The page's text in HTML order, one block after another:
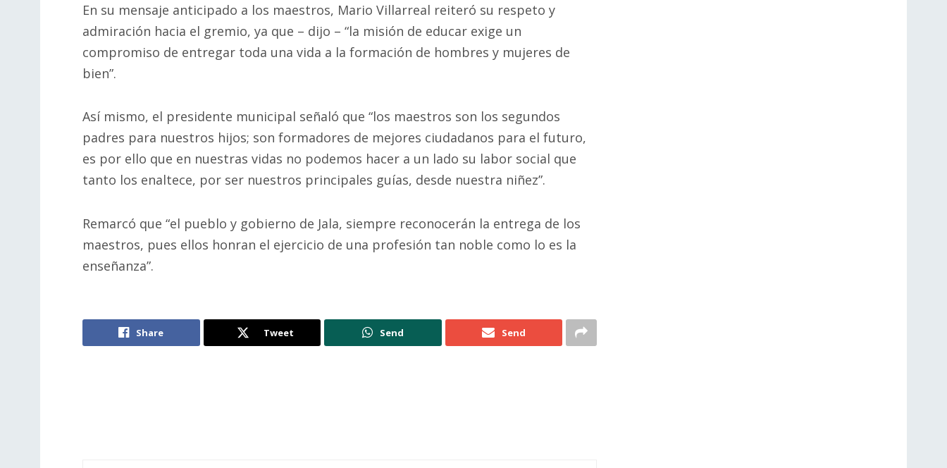
En su mensaje anticipado a los maestros, Mario Villarreal reiteró su respeto y
admiración hacia el gremio, ya que – dijo – “la misión de educar exige un
compromiso de entregar toda una vida a la formación de hombres y mujeres de
bien”.
Así mismo, el presidente municipal señaló que “los maestros son los segundos
padres para nuestros hijos; son formadores de mejores ciudadanos para el futuro,
es por ello que en nuestras vidas no podemos hacer a un lado su labor social que
tanto los enaltece, por ser nuestros principales guías, desde nuestra niñez”.
Remarcó que “el pueblo y gobierno de Jala, siempre reconocerán la entrega de los
maestros, pues ellos honran el ejercicio de una profesión tan noble como lo es la
enseñanza”.
Share Tweet Send Send